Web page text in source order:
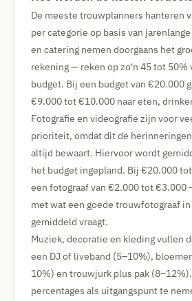
De meeste trouwplanners hanteren
per categorie op basis van
en catering nemen doorgaans het
rekening — reken op zo'n 45 tot 50%
budget. Bij een budget van €20.000
€9.000 tot €10.000 naar eten,
Fotografie en videografie zijn voor
prioriteit, omdat dit de
altijd bewaart. Hiervoor wordt
het budget ingepland. Bij €20.000
een fotograaf van €2.000 tot €3.000
met wat een goede trouwfotograaf
gemiddeld vraagt.
Muziek, decoratie en kleding vullen
een DJ of liveband (5–10%),
10%) en trouwjurk plus pak
percentages als uitgangspunt te